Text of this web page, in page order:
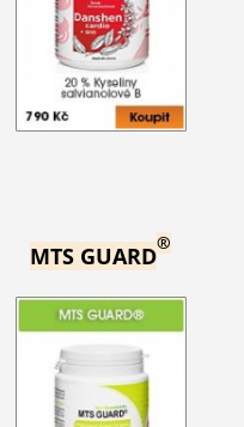
MTS GUARD®